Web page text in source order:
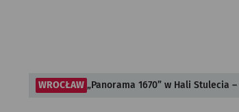
WROCŁAW „Panorama 1670” w Hali Stulecia